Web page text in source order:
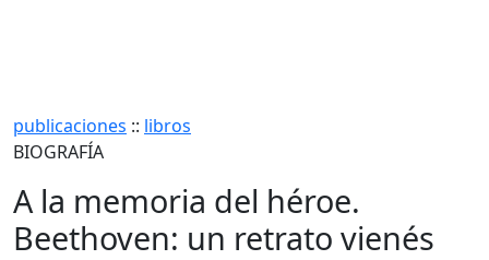
publicaciones :: libros
BIOGRAFÍA
A la memoria del héroe.
Beethoven: un retrato vienés